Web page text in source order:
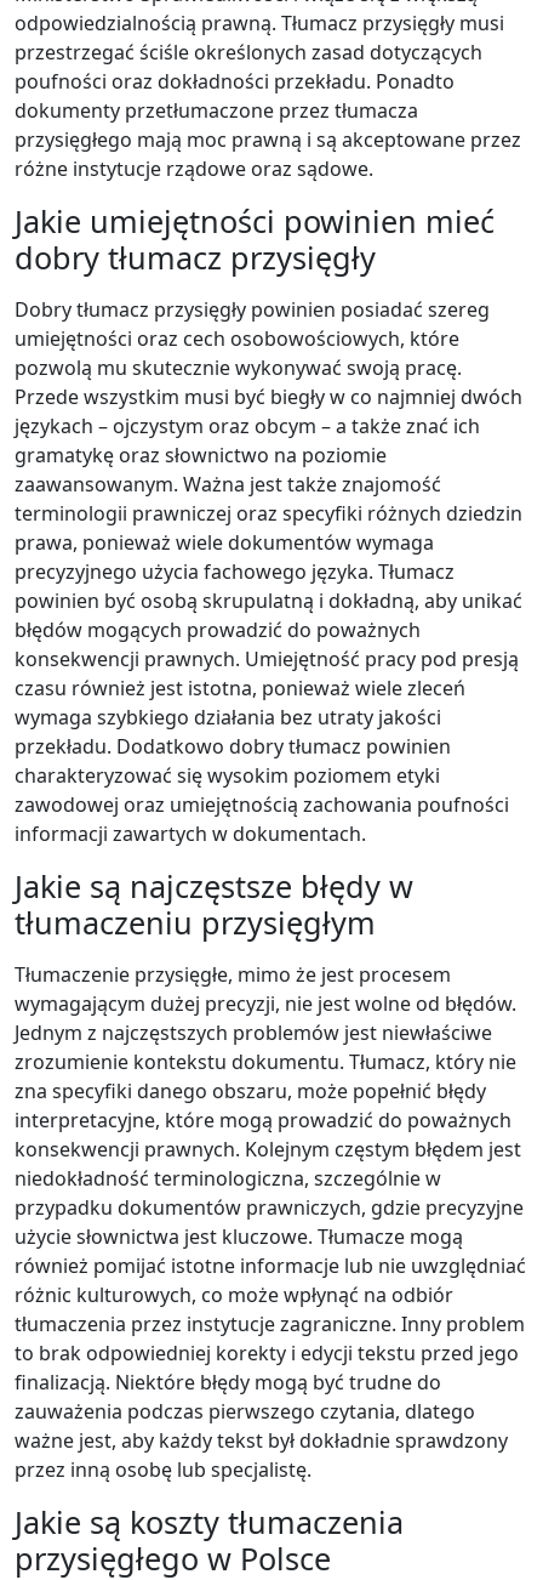
odpowiedzialnością prawną. Tłumacz przysięgły musi
przestrzegać ściśle określonych zasad dotyczących
poufności oraz dokładności przekładu. Ponadto
dokumenty przetłumaczone przez tłumacza
przysięgłego mają moc prawną i są akceptowane przez
różne instytucje rządowe oraz sądowe.
Jakie umiejętności powinien mieć
dobry tłumacz przysięgły
Dobry tłumacz przysięgły powinien posiadać szereg
umiejętności oraz cech osobowościowych, które
pozwolą mu skutecznie wykonywać swoją pracę.
Przede wszystkim musi być biegły w co najmniej dwóch
językach – ojczystym oraz obcym – a także znać ich
gramatykę oraz słownictwo na poziomie
zaawansowanym. Ważna jest także znajomość
terminologii prawniczej oraz specyfiki różnych dziedzin
prawa, ponieważ wiele dokumentów wymaga
precyzyjnego użycia fachowego języka. Tłumacz
powinien być osobą skrupulatną i dokładną, aby unikać
błędów mogących prowadzić do poważnych
konsekwencji prawnych. Umiejętność pracy pod presją
czasu również jest istotna, ponieważ wiele zleceń
wymaga szybkiego działania bez utraty jakości
przekładu. Dodatkowo dobry tłumacz powinien
charakteryzować się wysokim poziomem etyki
zawodowej oraz umiejętnością zachowania poufności
informacji zawartych w dokumentach.
Jakie są najczęstsze błędy w
tłumaczeniu przysięgłym
Tłumaczenie przysięgłe, mimo że jest procesem
wymagającym dużej precyzji, nie jest wolne od błędów.
Jednym z najczęstszych problemów jest niewłaściwe
zrozumienie kontekstu dokumentu. Tłumacz, który nie
zna specyfiki danego obszaru, może popełnić błędy
interpretacyjne, które mogą prowadzić do poważnych
konsekwencji prawnych. Kolejnym częstym błędem jest
niedokładność terminologiczna, szczególnie w
przypadku dokumentów prawniczych, gdzie precyzyjne
użycie słownictwa jest kluczowe. Tłumacze mogą
również pomijać istotne informacje lub nie uwzględniać
różnic kulturowych, co może wpłynąć na odbiór
tłumaczenia przez instytucje zagraniczne. Inny problem
to brak odpowiedniej korekty i edycji tekstu przed jego
finalizacją. Niektóre błędy mogą być trudne do
zauważenia podczas pierwszego czytania, dlatego
ważne jest, aby każdy tekst był dokładnie sprawdzony
przez inną osobę lub specjalistę.
Jakie są koszty tłumaczenia
przysięgłego w Polsce